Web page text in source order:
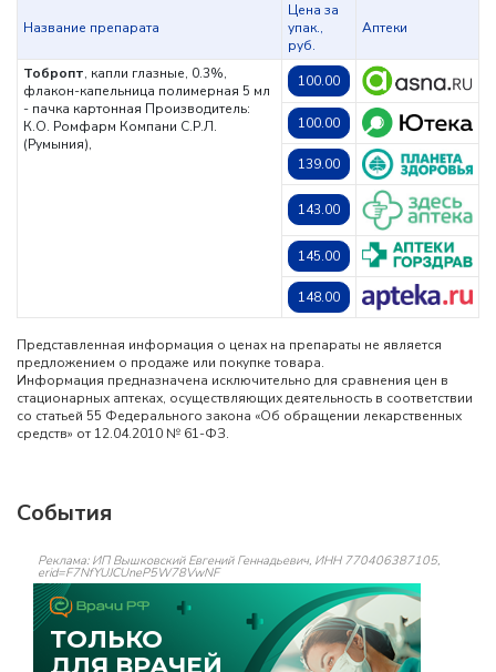
Название препарата
Цена за
упак.,
руб.
Аптеки
Тобропт, капли глазные, 0.3%,
флакон-капельница полимерная 5 мл
- пачка картонная Производитель:
К.О. Ромфарм Компани С.Р.Л.
(Румыния),
100.00
100.00
139.00
143.00
145.00
148.00
Представленная информация о ценах на препараты не является
предложением о продаже или покупке товара.
Информация предназначена исключительно для сравнения цен в
стационарных аптеках, осуществляющих деятельность в соответствии
со статьей 55 Федерального закона «Об обращении лекарственных
средств» от 12.04.2010 № 61-ФЗ.
События
Реклама: ИП Вышковский Евгений Геннадьевич, ИНН 770406387105,
erid=F7NfYUJCUneP5W78VwNF